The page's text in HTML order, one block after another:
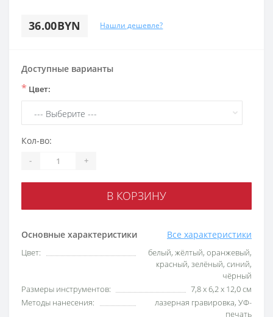
36.00BYN Нашли дешевле?
Основные характеристики Все характеристики
Цвет:
белый, жёлтый, оранжевый,
красный, зелёный, синий,
чёрный
Размеры инструментов:
7,8 x 6,2 x 12,0 см
Методы нанесения:
лазерная гравировка, УФ-
печать
Доступные варианты
* Цвет:
Кол-во:
- +
В КОРЗИНУ